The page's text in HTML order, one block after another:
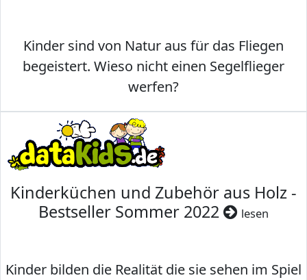
Kinder sind von Natur aus für das Fliegen
begeistert. Wieso nicht einen Segelflieger
werfen?
Kinderküchen und Zubehör aus Holz -
Bestseller Sommer 2022
lesen
Kinder bilden die Realität die sie sehen im Spiel